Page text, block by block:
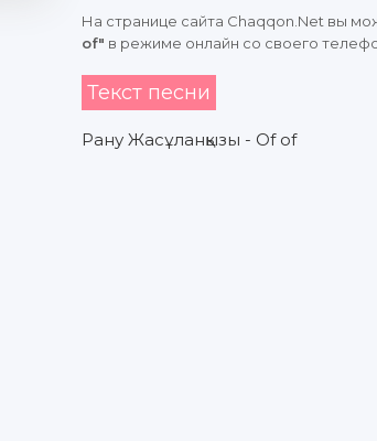
На странице сайта Chaqqon.Net вы
of" в режиме онлайн со своего
Текст песни
Рану Жасұланқызы - Of of